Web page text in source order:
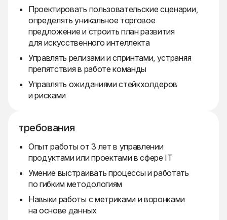
Проектировать пользовательские сценарии,
определять уникальное торговое
предложение и строить план развития
для искусственного интеллекта
Управлять релизами и спринтами, устраняя
препятствия в работе команды
Управлять ожиданиями стейкхолдеров
и рисками
требования
Опыт работы от 3 лет в управлении
продуктами или проектами в сфере IT
Умение выстраивать процессы и работать
по гибким методологиям
Навыки работы с метриками и воронками
на основе данных